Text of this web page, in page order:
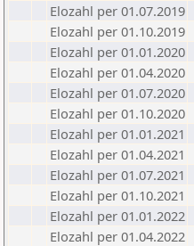
Elozahl per 01.07.2019
Elozahl per 01.10.2019
Elozahl per 01.01.2020
Elozahl per 01.04.2020
Elozahl per 01.07.2020
Elozahl per 01.10.2020
Elozahl per 01.01.2021
Elozahl per 01.04.2021
Elozahl per 01.07.2021
Elozahl per 01.10.2021
Elozahl per 01.01.2022
Elozahl per 01.04.2022